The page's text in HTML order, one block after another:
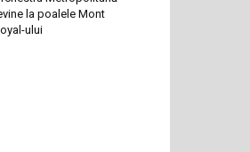
la poalele Mont
ului